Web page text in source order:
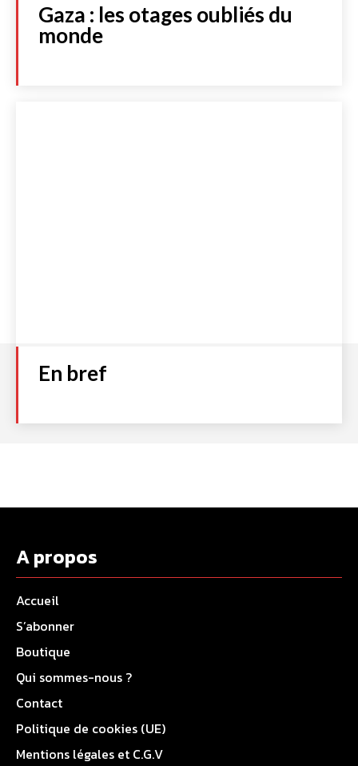
Gaza : les otages oubliés du
monde
En bref
A propos
Accueil
S’abonner
Boutique
Qui sommes-nous ?
Contact
Politique de cookies (UE)
Mentions légales et C.G.V